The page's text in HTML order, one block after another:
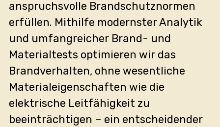
anspruchsvolle Brandschutznormen
erfüllen. Mithilfe modernster Analytik
und umfangreicher Brand- und
Materialtests optimieren wir das
Brandverhalten, ohne wesentliche
Materialeigenschaften wie die
elektrische Leitfähigkeit zu
beeinträchtigen – ein entscheidender